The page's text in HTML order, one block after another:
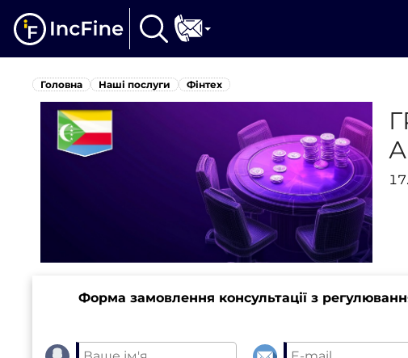
Головна Наші послуги Фінтех
Форма замовлення консультації з